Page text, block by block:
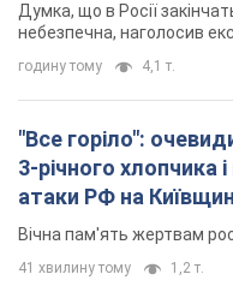
Думка, що в Росії
небезпечна, наголосив
годину тому 4,1 т.
"Все горіло":
3-річного хлопчика
атаки РФ на
Вічна пам'ять жертвам
41 хвилину тому 1,2 т.